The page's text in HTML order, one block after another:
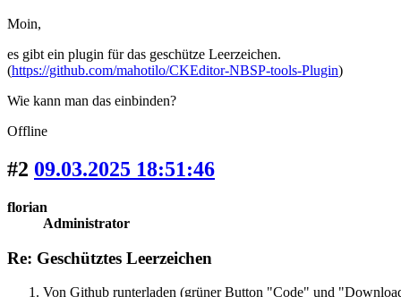
Moin,
es gibt ein plugin für das geschütze Leerzeichen.
(https://github.com/mahotilo/CKEditor-NBSP-tools-Plugin)
Wie kann man das einbinden?
Offline
#2 09.03.2025 18:51:46
florian
Administrator
Re: Geschütztes Leerzeichen
Von Github runterladen (grüner Button "Code" und